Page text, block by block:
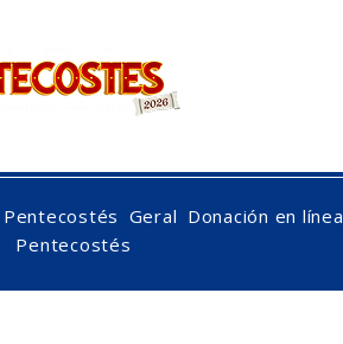
Pentecostés Geral Donación en línea
Pentecostés